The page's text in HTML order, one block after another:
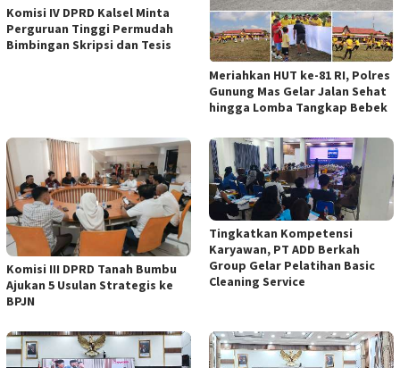
Komisi IV DPRD Kalsel Minta
Perguruan Tinggi Permudah
Bimbingan Skripsi dan Tesis
Meriahkan HUT ke-81 RI, Polres
Gunung Mas Gelar Jalan Sehat
hingga Lomba Tangkap Bebek
Komisi III DPRD Tanah Bumbu
Ajukan 5 Usulan Strategis ke
BPJN
Tingkatkan Kompetensi
Karyawan, PT ADD Berkah
Group Gelar Pelatihan Basic
Cleaning Service